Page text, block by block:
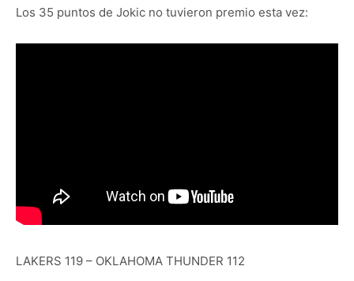
Los 35 puntos de Jokic no tuvieron premio esta vez:
LAKERS 119 – OKLAHOMA THUNDER 112